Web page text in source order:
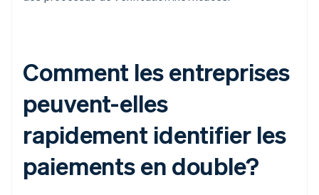
Comment les entreprises
peuvent-elles
rapidement identifier les
paiements en double?